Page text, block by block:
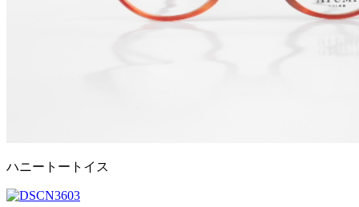
ハニートートイス